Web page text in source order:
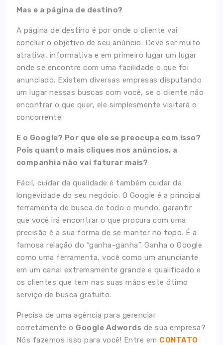
Mas e a página de destino?
A página de destino é por onde o cliente vai
concluir o objetivo de seu anúncio. Deve ser muito
atrativa, informativa e em primeiro lugar um lugar
onde se encontre com uma facilidade o que foi
anunciado. Existem diversas empresas disputando
um lugar nessas buscas com você, se o cliente não
encontrar o que quer, ele simplesmente visitará o
concorrente.
E o Google? Por que ele se preocupa com isso?
Pois quanto mais cliques nos anúncios, a
companhia não vai faturar mais?
Fácil, cuidar da qualidade é também cuidar da
longevidade do seu negócio. O Google é a principal
ferramenta de busca de todo o mundo, garantir
que você irá encontrar o que procura com uma
precisão é a sua forma de se manter no topo. É a
famosa relação do “ganha-ganha”. Ganha o Google
como uma ferramenta, você como um anunciante
em um canal extremamente grande e qualificado e
os clientes que tem nas suas mãos este ótimo
serviço de busca gratuito.
Precisa de uma agência para gerenciar
corretamente o Google Adwords de sua empresa?
Nós fazemos isso para você! Entre em CONTATO